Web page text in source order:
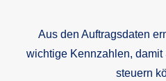
Aus den Auftragsdaten
wichtige Kennzahlen,
steuern